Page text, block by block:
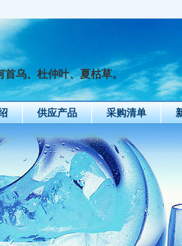
首乌、杜仲叶、夏枯草。
供应产品 采购清单